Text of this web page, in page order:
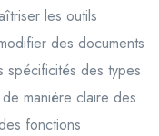
les outils
des documents
spécificités des types
manière claire des
fonctions